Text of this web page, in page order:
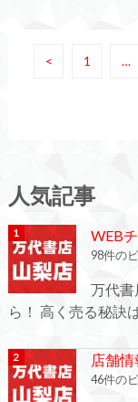
< 1 …
人気記事
WEB
98件の
万代書
ら！ 高く売る秘訣
店舗情
46件の